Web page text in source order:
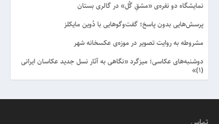
نمایشگاه دو نفره‌ی «مشقِ گُل» در گالری بستان
پرسش‌هایی بدون پاسخ؛ گفت‌وگوهایی با دُوین مایکلز
مشروطه به روایت تصویر در موزه‌ی عکسخانه شهر
دوشنبه‌های عکاسی؛ میزگرد «نگاهی به آثار نسل جدید عکاسان ایرانی
(۱)»